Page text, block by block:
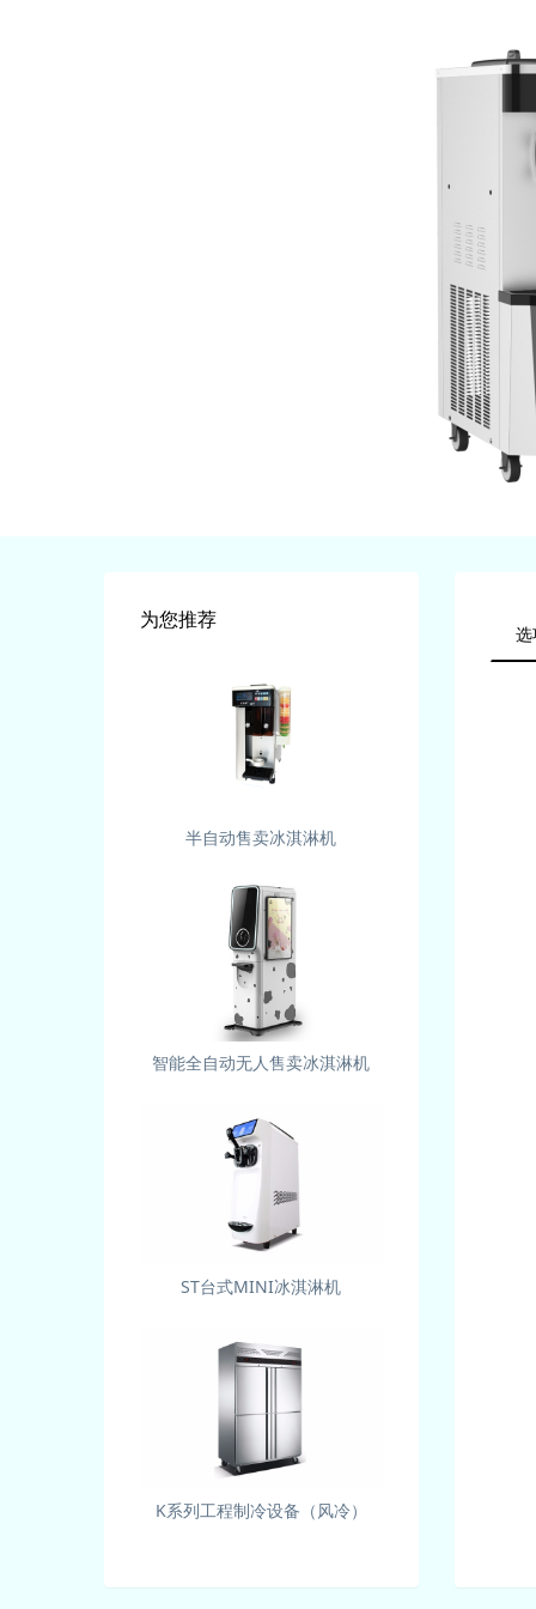
为您推荐
半自动售卖冰淇淋机
智能全自动无人售卖冰淇淋机
ST台式MINI冰淇淋机
K系列工程制冷设备（风冷）